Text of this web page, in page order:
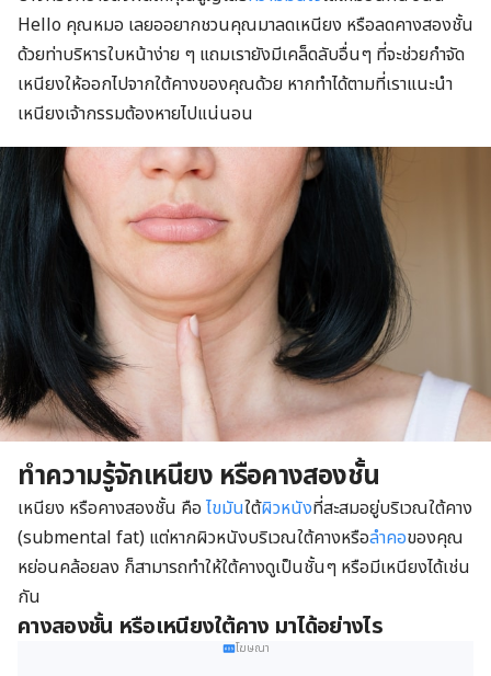
Hello คุณหมอ เลยออยากชวนคุณมาลดเหนียง หรือลดคางสองชั้น
ด้วยท่าบริหารใบหน้าง่าย ๆ แถมเรายังมีเคล็ดลับอื่นๆ ที่จะช่วยกำจัด
เหนียงให้ออกไปจากใต้คางของคุณด้วย หากทำได้ตามที่เราแนะนำ
เหนียงเจ้ากรรมต้องหายไปแน่นอน
ทำความรู้จักเหนียง หรือคางสองชั้น
เหนียง หรือคางสองชั้น คือ ไขมันใต้ผิวหนังที่สะสมอยู่บริเวณใต้คาง
(submental fat) แต่หากผิวหนังบริเวณใต้คางหรือลำคอของคุณ
หย่อนคล้อยลง ก็สามารถทำให้ใต้คางดูเป็นชั้นๆ หรือมีเหนียงได้เช่น
กัน
คางสองชั้น หรือเหนียงใต้คาง มาได้อย่างไร
โฆษณา